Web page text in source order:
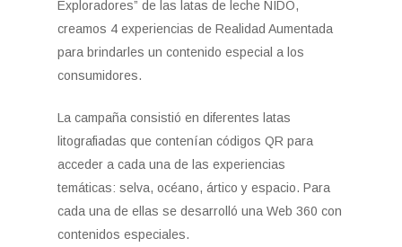
Exploradores” de las latas de leche NIDO,
creamos 4 experiencias de Realidad Aumentada
para brindarles un contenido especial a los
consumidores.
La campaña consistió en diferentes latas
litografiadas que contenían códigos QR para
acceder a cada una de las experiencias
temáticas: selva, océano, ártico y espacio. Para
cada una de ellas se desarrolló una Web 360 con
contenidos especiales.